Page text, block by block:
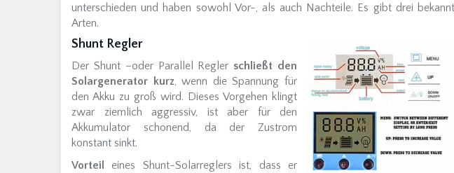
unterschieden und haben sowohl Vor-, als auch Nachteile. Es gibt drei
Arten.
Shunt Regler
Der Shunt –oder Parallel Regler schließt den
Solargenerator kurz, wenn die Spannung für
den Akku zu groß wird. Dieses Vorgehen klingt
zwar ziemlich aggressiv, ist aber für den
Akkumulator schonend, da der Zustrom
konstant sinkt.
Vorteil
eines Shunt-Solarreglers ist, dass er